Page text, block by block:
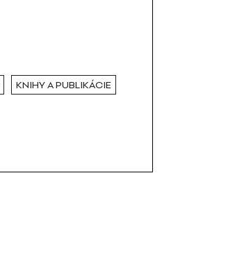
KNIHY A PUBLIKÁCIE